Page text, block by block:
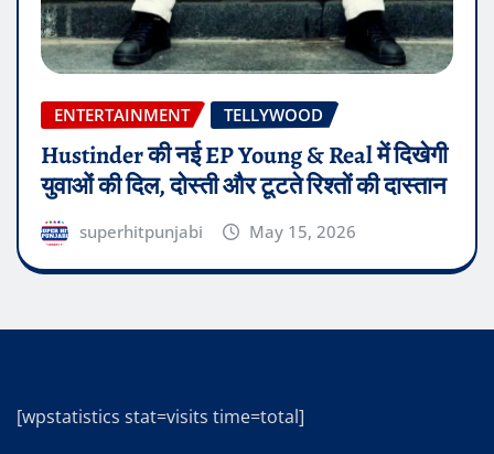
ENTERTAINMENT TELLYWOOD
Hustinder की नई EP Young & Real में दिखेगी
युवाओं की दिल, दोस्ती और टूटते रिश्तों की दास्तान
superhitpunjabi May 15, 2026
[wpstatistics stat=visits time=total]